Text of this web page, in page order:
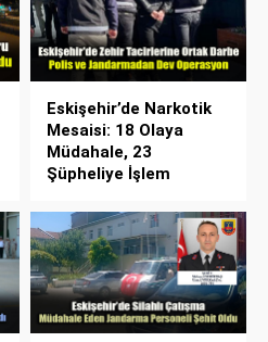
Eskişehir’de Narkotik
Mesaisi: 18 Olaya
Müdahale, 23
Şüpheliye İşlem